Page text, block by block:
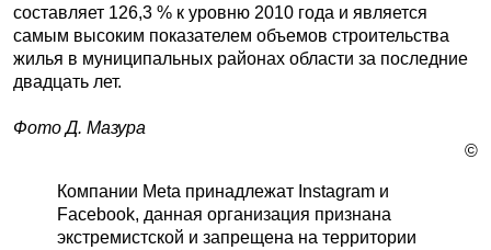
составляет 126,3 % к уровню 2010 года и является
самым высоким показателем объемов строительства
жилья в муниципальных районах области за последние
двадцать лет.
Фото Д. Мазура
©
Компании Meta принадлежат Instagram и
Facebook, данная организация признана
экстремистской и запрещена на территории